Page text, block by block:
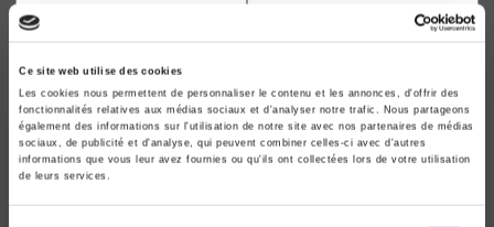
Ce site web utilise des cookies
Les cookies nous permettent de personnaliser le contenu et les annonces, d'offrir des
fonctionnalités relatives aux médias sociaux et d'analyser notre trafic. Nous partageons
également des informations sur l'utilisation de notre site avec nos partenaires de médias
sociaux, de publicité et d'analyse, qui peuvent combiner celles-ci avec d'autres
informations que vous leur avez fournies ou qu'ils ont collectées lors de votre utilisation
de leurs services.
L'Union soviétique et les Allemagnes
Renata Fritsch-Bournazel
Fondation nationale des sciences politiques France